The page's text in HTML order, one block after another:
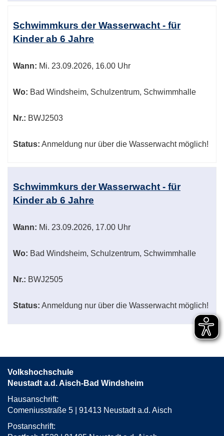
Schwimmkurs der Wasserwacht - für
Kinder ab 6 Jahre
Wann: Mi. 23.09.2026, 16.00 Uhr
Wo: Bad Windsheim, Schulzentrum, Schwimmhalle
Nr.: BWJ2503
Status: Anmeldung nur über die Wasserwacht möglich!
Schwimmkurs der Wasserwacht - für
Kinder ab 6 Jahre
Wann: Mi. 23.09.2026, 17.00 Uhr
Wo: Bad Windsheim, Schulzentrum, Schwimmhalle
Nr.: BWJ2505
Status: Anmeldung nur über die Wasserwacht möglich!
Volkshochschule
Neustadt a.d. Aisch-Bad Windsheim
Hausanschrift:
Comeniusstraße 5 | 91413 Neustadt a.d. Aisch
Postanschrift: